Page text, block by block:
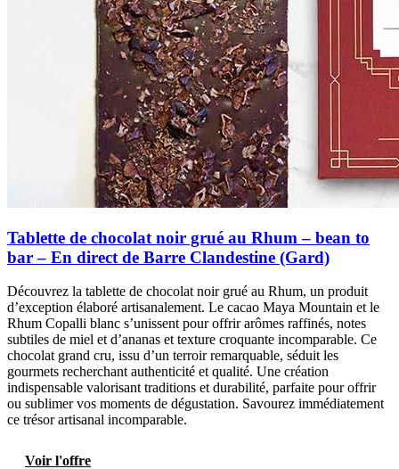
Tablette de chocolat noir grué au Rhum – bean to
bar – En direct de Barre Clandestine (Gard)
Découvrez la tablette de chocolat noir grué au Rhum, un produit
d’exception élaboré artisanalement. Le cacao Maya Mountain et le
Rhum Copalli blanc s’unissent pour offrir arômes raffinés, notes
subtiles de miel et d’ananas et texture croquante incomparable. Ce
chocolat grand cru, issu d’un terroir remarquable, séduit les
gourmets recherchant authenticité et qualité. Une création
indispensable valorisant traditions et durabilité, parfaite pour offrir
ou sublimer vos moments de dégustation. Savourez immédiatement
ce trésor artisanal incomparable.
Voir l'offre